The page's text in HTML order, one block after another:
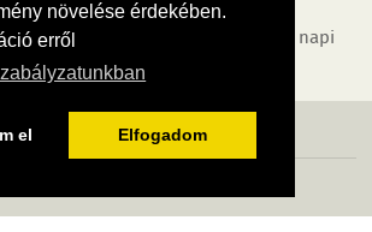
növelése érdekében.
erről
el Elfogadom
Hírek, programok, képek, napi
ami Rábaköz
ADATVÉDELEM IMPRESSZUM RÓLUNK